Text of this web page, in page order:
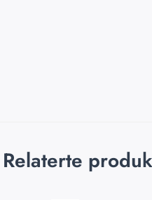
Relaterte